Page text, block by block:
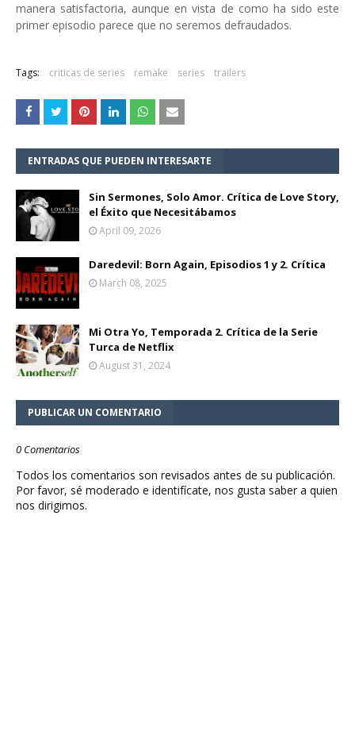
manera satisfactoria, aunque en vista de como ha sido este
primer episodio parece que no seremos defraudados.
Tags: criticas de series remake series trailers
ENTRADAS QUE PUEDEN INTERESARTE
Sin Sermones, Solo Amor. Crítica de Love Story,
el Éxito que Necesitábamos
April 09, 2026
Daredevil: Born Again, Episodios 1 y 2. Crítica
March 08, 2025
Mi Otra Yo, Temporada 2. Crítica de la Serie
Turca de Netflix
August 31, 2024
PUBLICAR UN COMENTARIO
0 Comentarios
Todos los comentarios son revisados antes de su publicación.
Por favor, sé moderado e identifícate, nos gusta saber a quien
nos dirigimos.